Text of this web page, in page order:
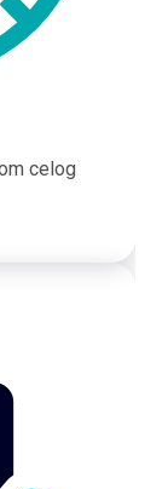
celog